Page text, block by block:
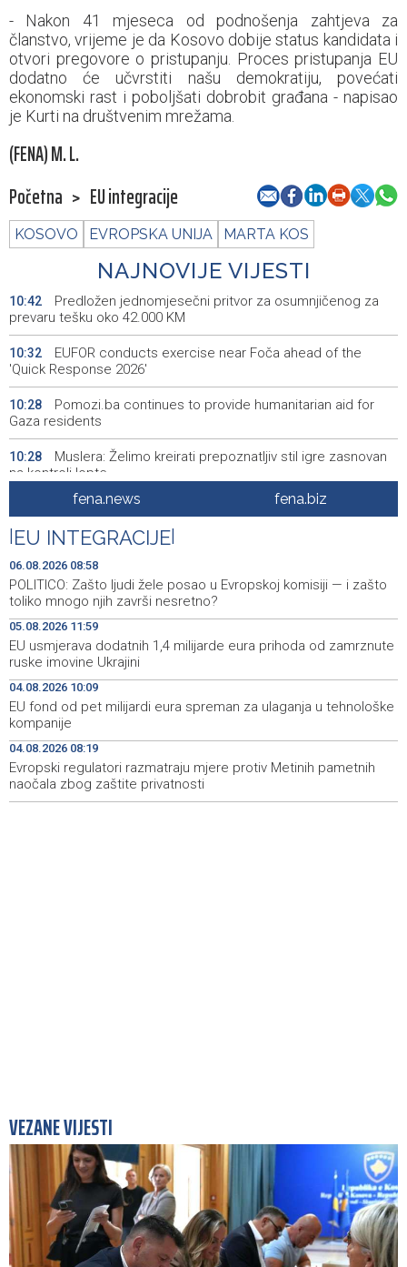
- Nakon 41 mjeseca od podnošenja zahtjeva za
članstvo, vrijeme je da Kosovo dobije status kandidata i
otvori pregovore o pristupanju. Proces pristupanja EU
dodatno će učvrstiti našu demokratiju, povećati
ekonomski rast i poboljšati dobrobit građana - napisao
je Kurti na društvenim mrežama.
(FENA) M. L.
Početna > EU integracije
KOSOVO EVROPSKA UNIJA MARTA KOS
NAJNOVIJE VIJESTI
10:42
Predložen jednomjesečni pritvor za osumnjičenog za
prevaru tešku oko 42.000 KM
10:32
EUFOR conducts exercise near Foča ahead of the
'Quick Response 2026'
10:28
Pomozi.ba continues to provide humanitarian aid for
Gaza residents
10:28
Muslera: Želimo kreirati prepoznatljiv stil igre zasnovan
na kontroli lopte
Centralna banka BiH zvanično aplicirala za pristupanje
SEPA području
10:19
Potpisano 97 ugovora o dodjeli poticaja za
samozapošljavanja boraca programa Prvi biznis u ZDK-u
U Prištini se održava konstituirajuća sjednica Skupštine
Kosova
10:05
Multiple fires reported across Herzegovina-Neretva
Canton, firefighters remain deployed near Konjic
10:01
Dva izraelska vojnika i jedan Libanac ubijeni u sukobima
u južnom Libanu
09:48 Priopćenje za javnost HSP-a BiH
fena.news fena.biz
EU INTEGRACIJE
06.08.2026 08:58
POLITICO: Zašto ljudi žele posao u Evropskoj komisiji — i zašto
toliko mnogo njih završi nesretno?
05.08.2026 11:59
EU usmjerava dodatnih 1,4 milijarde eura prihoda od zamrznute
ruske imovine Ukrajini
04.08.2026 10:09
EU fond od pet milijardi eura spreman za ulaganja u tehnološke
kompanije
04.08.2026 08:19
Evropski regulatori razmatraju mjere protiv Metinih pametnih
naočala zbog zaštite privatnosti
VEZANE VIJESTI